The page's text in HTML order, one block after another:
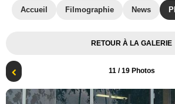
Accueil Filmographie News
RETOUR À LA GALERIE
11/ 19 Photos